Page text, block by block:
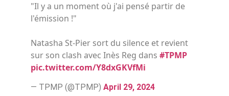
"Il y a un moment où j'ai pensé partir de
l'émission !"
Natasha St-Pier sort du silence et revient
sur son clash avec Inès Reg dans #TPMP
pic.twitter.com/Y8dxGKVfMi
— TPMP (@TPMP) April 29, 2024